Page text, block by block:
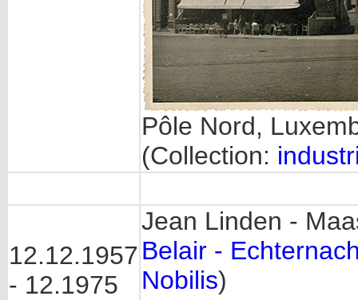
Pôle Nord,
(Collection:
12.12.1957
- 12.1975
Jean Linden -
Belair -
Nobilis)